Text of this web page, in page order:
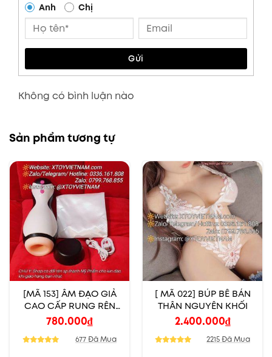
Anh Chị
Gửi
Không có bình luận nào
Sản phẩm tương tự
[MÃ 153] ÂM ĐẠO GIẢ
CAO CẤP RUNG RÊN
THỤT BÚ MÚT CO BÓP
NGỤY TRANG CHIM
CÁCH CỤT
780.000₫
677 Đã Mua
[ MÃ 022] BÚP BÊ BÁN
THÂN NGUYÊN KHỐI
2.400.000₫
2215 Đã Mua